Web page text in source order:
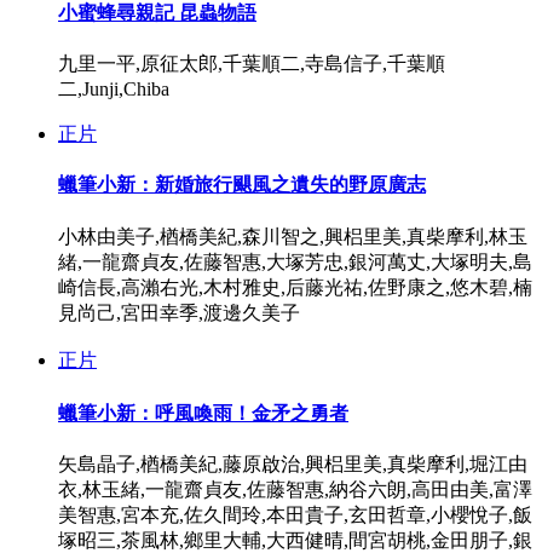
小蜜蜂尋親記 昆蟲物語
九里一平,原征太郎,千葉順二,寺島信子,千葉順
二,Junji,Chiba
正片
蠟筆小新：新婚旅行颶風之遺失的野原廣志
小林由美子,楢橋美紀,森川智之,興梠里美,真柴摩利,林玉
緒,一龍齋貞友,佐藤智惠,大塚芳忠,銀河萬丈,大塚明夫,島
崎信長,高瀨右光,木村雅史,后藤光祐,佐野康之,悠木碧,楠
見尚己,宮田幸季,渡邊久美子
正片
蠟筆小新：呼風喚雨！金矛之勇者
矢島晶子,楢橋美紀,藤原啟治,興梠里美,真柴摩利,堀江由
衣,林玉緒,一龍齋貞友,佐藤智惠,納谷六朗,高田由美,富澤
美智惠,宮本充,佐久間玲,本田貴子,玄田哲章,小櫻悅子,飯
塚昭三,茶風林,鄉里大輔,大西健晴,間宮胡桃,金田朋子,銀